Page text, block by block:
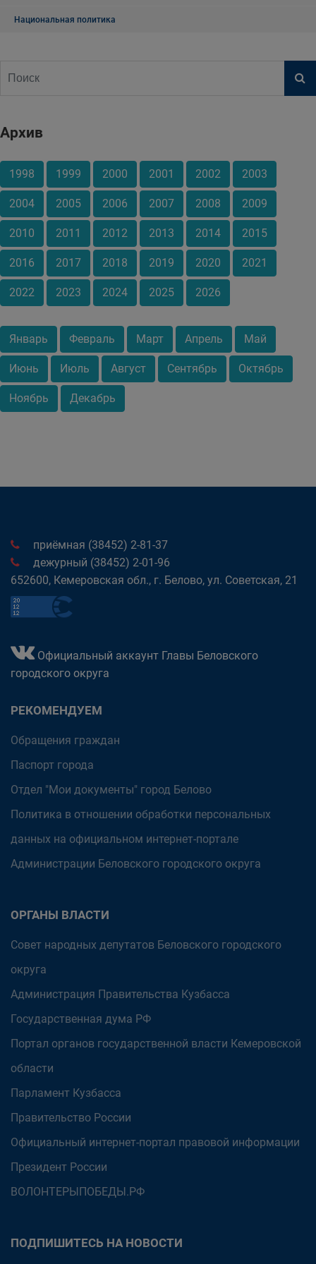
Национальная политика
Архив
1998 1999 2000 2001 2002 2003
2004 2005 2006 2007 2008 2009
2010 2011 2012 2013 2014 2015
2016 2017 2018 2019 2020 2021
2022 2023 2024 2025 2026
Январь Февраль Март Апрель Май
Июнь Июль Август Сентябрь Октябрь
Ноябрь Декабрь
приёмная (38452) 2-81-37
дежурный (38452) 2-01-96
652600, Кемеровская обл., г. Белово, ул. Советская, 21
Официальный аккаунт Главы Беловского
городского округа
РЕКОМЕНДУЕМ
Обращения граждан
Паспорт города
Отдел "Мои документы" город Белово
Политика в отношении обработки персональных
данных на официальном интернет-портале
Администрации Беловского городского округа
ОРГАНЫ ВЛАСТИ
Совет народных депутатов Беловского городского
округа
Администрация Правительства Кузбасса
Государственная дума РФ
Портал органов государственной власти Кемеровской
области
Парламент Кузбасса
Правительство России
Официальный интернет-портал правовой информации
Президент России
ВОЛОНТЕРЫПОБЕДЫ.РФ
ПОДПИШИТЕСЬ НА НОВОСТИ